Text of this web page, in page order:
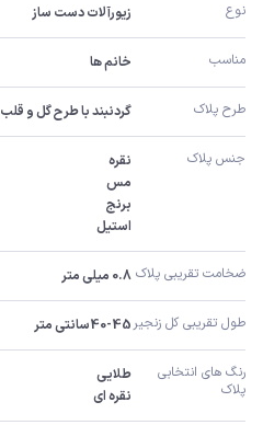
نوع زیورآلات دست ساز
مناسب خانم ها
طرح پلاک گردنبند با طرح گل و قلب
جنس پلاک
استیل
ضخامت تقریبی پلاک 0.8 میلی متر
طول تقریبی کل زنجیر 40-45سانتی متر
پلاک
نقره ای